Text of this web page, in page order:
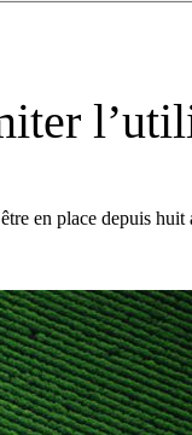
en place depuis